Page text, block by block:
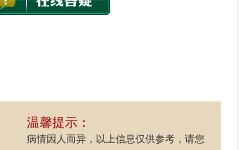
温馨提示：
病情因人而异，以上信息仅供参考，请您